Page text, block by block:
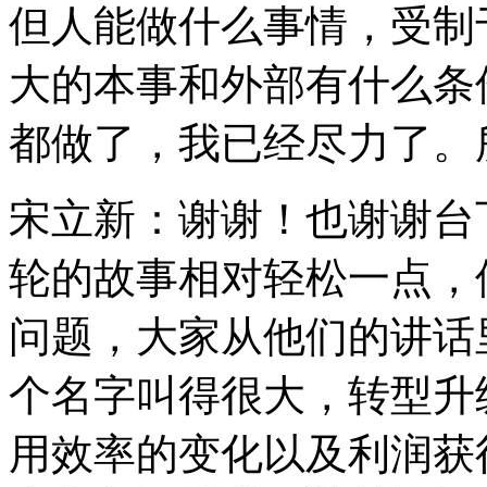
但人能做什么事情，受
大的本事和外部有什么
都做了，我已经尽力了
宋立新：谢谢！也谢谢
轮的故事相对轻松一点
问题，大家从他们的讲
个名字叫得很大，转型
用效率的变化以及利润